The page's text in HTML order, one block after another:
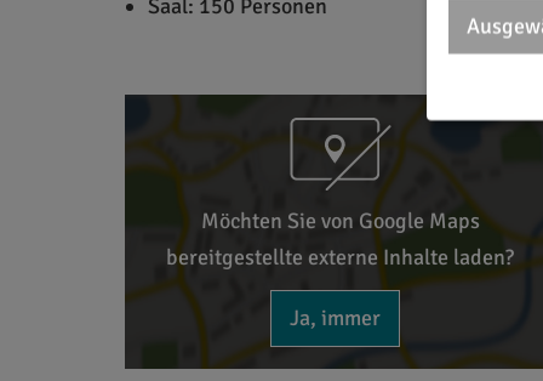
Saal: 150 Personen
Möchten Sie von Google Maps
bereitgestellte externe Inhalte laden?
Ja, immer